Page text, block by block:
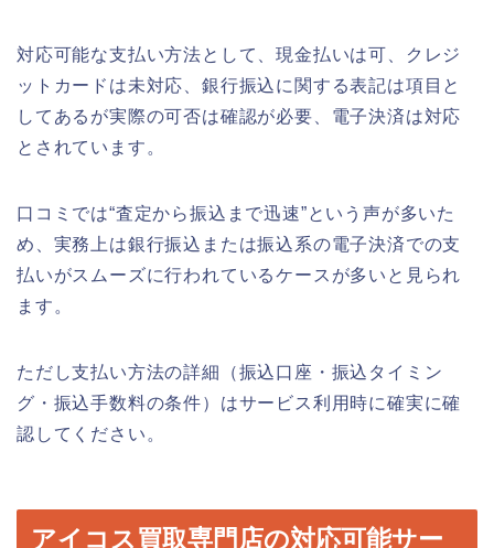
対応可能な支払い方法として、現金払いは可、クレジ
ットカードは未対応、銀行振込に関する表記は項目と
してあるが実際の可否は確認が必要、電子決済は対応
とされています。
口コミでは“査定から振込まで迅速”という声が多いた
め、実務上は銀行振込または振込系の電子決済での支
払いがスムーズに行われているケースが多いと見られ
ます。
ただし支払い方法の詳細（振込口座・振込タイミン
グ・振込手数料の条件）はサービス利用時に確実に確
認してください。
アイコス買取専門店の対応可能サー